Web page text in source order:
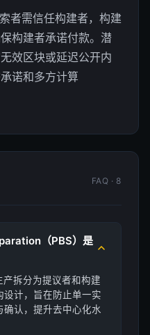
者需信任构建者，构建
构建者承诺付款。潜
效区块或延迟公开内
诺和多方计算
FAQ · 8
（PBS）是
拆分为提议者和构建
计，旨在防止单一实
认，提升去中心化水